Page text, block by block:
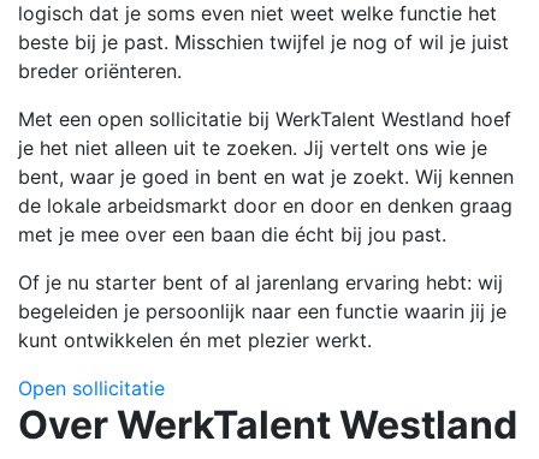
logisch dat je soms even niet weet welke functie het
beste bij je past. Misschien twijfel je nog of wil je juist
breder oriënteren.
Met een open sollicitatie bij WerkTalent Westland hoef
je het niet alleen uit te zoeken. Jij vertelt ons wie je
bent, waar je goed in bent en wat je zoekt. Wij kennen
de lokale arbeidsmarkt door en door en denken graag
met je mee over een baan die écht bij jou past.
Of je nu starter bent of al jarenlang ervaring hebt: wij
begeleiden je persoonlijk naar een functie waarin jij je
kunt ontwikkelen én met plezier werkt.
Open sollicitatie
Over WerkTalent Westland